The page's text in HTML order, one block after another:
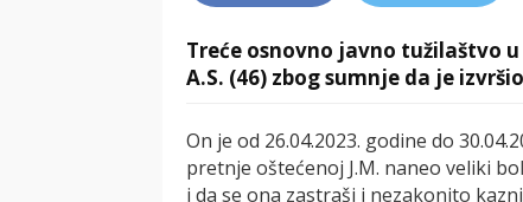
Treće osnovno javno tužilaštvo
A.S. (46) zbog sumnje da je
On je od 26.04.2023. godine do
pretnje oštećenoj J.M. naneo veliki
i da se ona zastraši i nezakonito